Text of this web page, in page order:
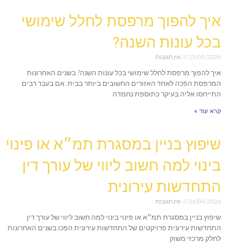
איך להפוך מרפסת לחלל שימושי
בכל עונות השנה?
25/05/2026 אין תגובות
איך להפוך מרפסת לחלל שימושי בכל עונות השנה? בשנים האחרונות
המרפסת הפכה לאחד האזורים החשובים ביותר בבית. אם בעבר רבים
התייחסו אליה בעיקר כתוספת נחמדה
קרא עוד »
שיפוץ בניין במסגרת תמ״א או פינוי
בינוי למה חשוב ליווי של עורך דין
התחדשות עירונית
26/04/2026 אין תגובות
שיפוץ בניין במסגרת תמ״א או פינוי בינוי למה חשוב ליווי של עורך דין
התחדשות עירונית פרויקטים של התחדשות עירונית הפכו בשנים האחרונות
לחלק מרכזי משוק